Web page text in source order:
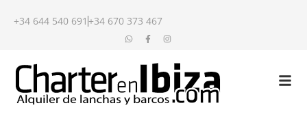
+34 644 540 691 +34 670 373 467